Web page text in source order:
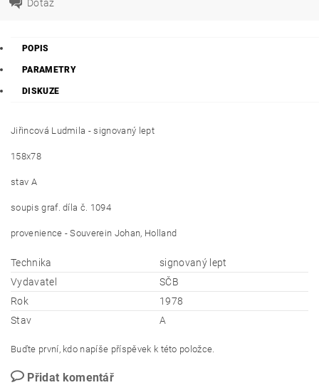
Dotaz
POPIS
PARAMETRY
DISKUZE
Jiřincová Ludmila - signovaný lept
158x78
stav A
soupis graf. díla č. 1094
provenience - Souverein Johan, Holland
Technika
signovaný lept
Vydavatel
SČB
Rok
1978
Stav
A
Buďte první, kdo napíše příspěvek k této položce.
Přidat komentář